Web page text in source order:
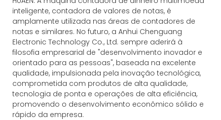
inteligente, contadora de valores de notas, é
amplamente utilizada nas áreas de contadores de
notas e similares. No futuro, a Anhui Chenguang
Electronic Technology Co., Ltd. sempre aderirá à
filosofia empresarial de "desenvolvimento inovador e
orientado para as pessoas", baseada na excelente
qualidade, impulsionada pela inovação tecnológica,
comprometida com produtos de alta qualidade,
tecnologia de ponta e operações de alta eficiência,
promovendo o desenvolvimento econômico sólido e
rápido da empresa.